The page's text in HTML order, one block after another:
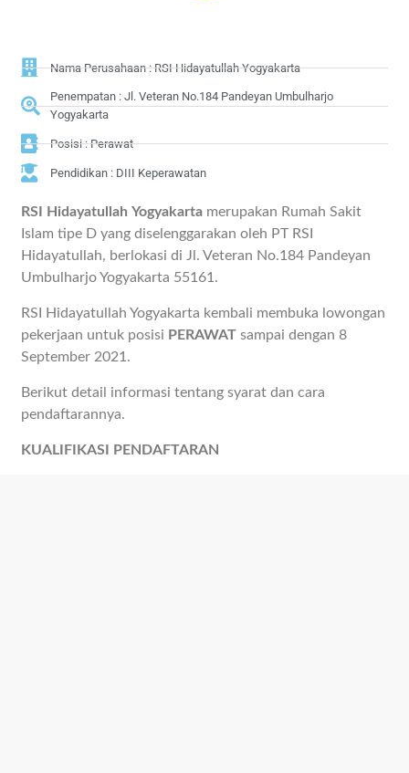
Nama Perusahaan : RSI Hidayatullah Yogyakarta
Penempatan : Jl. Veteran No.184 Pandeyan Umbulharjo
Yogyakarta
Posisi : Perawat
Pendidikan : DIII Keperawatan
RSI Hidayatullah Yogyakarta merupakan Rumah Sakit
Islam tipe D yang diselenggarakan oleh PT RSI
Hidayatullah, berlokasi di Jl. Veteran No.184 Pandeyan
Umbulharjo Yogyakarta 55161.
RSI Hidayatullah Yogyakarta kembali membuka lowongan
pekerjaan untuk posisi PERAWATsampai dengan 8
September 2021.
Berikut detail informasi tentang syarat dan cara
pendaftarannya.
KUALIFIKASI PENDAFTARAN